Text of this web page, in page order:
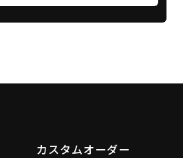
カスタムオーダー